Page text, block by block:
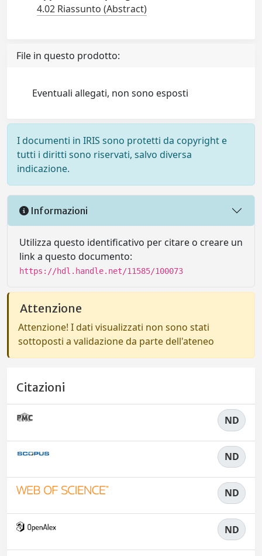
4.02 Riassunto (Abstract)
File in questo prodotto:
Eventuali allegati, non sono esposti
I documenti in IRIS sono protetti da copyright e
tutti i diritti sono riservati, salvo diversa
indicazione.
Informazioni
Utilizza questo identificativo per citare o creare un
link a questo documento:
https://hdl.handle.net/11585/100073
Attenzione
Attenzione! I dati visualizzati non sono stati
sottoposti a validazione da parte dell'ateneo
Citazioni
ND
ND
ND
ND